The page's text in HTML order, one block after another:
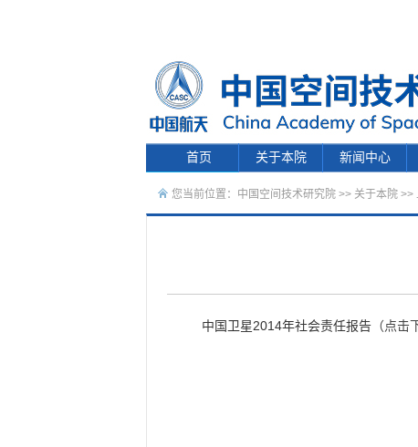
首页 关于本院 新闻中心
您当前位置： 中国空间技术研究院 >> 关于本院 >>
中国卫星2014年社会责任报告 （点击